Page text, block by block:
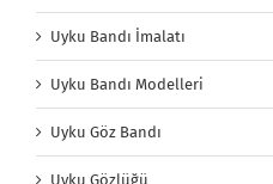
Uyku Bandı İmalatı
Uyku Bandı Modelleri
Uyku Göz Bandı
Uyku Gözlüğü